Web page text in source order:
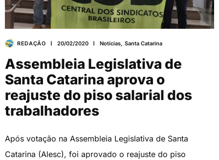
REDAÇÃO 20/02/2020 Notícias, Santa Catarina
Assembleia Legislativa de
Santa Catarina aprova o
reajuste do piso salarial dos
trabalhadores
Após votação na Assembleia Legislativa de Santa
Catarina (Alesc), foi aprovado o reajuste do piso